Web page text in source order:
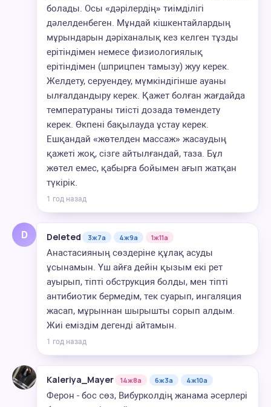
болады. Осы «дәрілердің» тиімділігі
дәлелденбеген. Мұндай кішкентайлардың
мұрындарын дәріханалық кез келген тұзды
ерітіндімен немесе физиологиялық
ерітіндімен (шприцпен тамызу) жуу керек.
Желдету, серуендеу, мүмкіндігінше ауаны
ылғалдандыру керек. Қажет болған жағдайда
температураны тиісті дозада төмендету
керек. Өкпені бақылауда ұстау керек.
Ешқандай «жөтелден массаж» жасаудың
қажеті жоқ, сізге айтылғандай, таза. Бұл
жөтел емес, қабырға бойымен ағып жатқан
түкірік.
1 год назад
D Deleted 3ж7а 4ж9а 1ж11а
Анастасияның сөздеріне құлақ асуды
ұсынамын. Үш айға дейін қызым екі рет
ауырып, тіпті обструкция болды, мен тіпті
антибиотик бермедім, тек суарып, ингаляция
жасап, мұрыннан шырышты сорып алдым.
Жиі еміздім дегенді айтамын.
1 год назад
Kaleriya_Mayer 14ж8а 6ж3а 4ж10а
Ферон - бос сөз, Вибурколдің жанама әсерлері